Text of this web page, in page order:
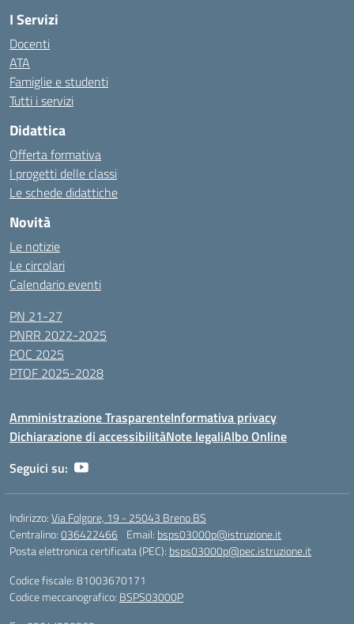
I Servizi
Docenti
ATA
Famiglie e studenti
Tutti i servizi
Didattica
Offerta formativa
I progetti delle classi
Le schede didattiche
Novità
Le notizie
Le circolari
Calendario eventi
PN 21-27
PNRR 2022-2025
POC 2025
PTOF 2025-2028
Amministrazione TrasparenteInformativa privacy
Dichiarazione di accessibilitàNote legaliAlbo Online
Seguici su:
Indirizzo:Via Folgore, 19 - 25043 Breno BS
Centralino:036422466 Email: bsps03000p@istruzione.it
Posta elettronica certificata (PEC): bsps03000p@pec.istruzione.it
Codice fiscale: 81003670171
Codice meccanografico: BSPS03000P